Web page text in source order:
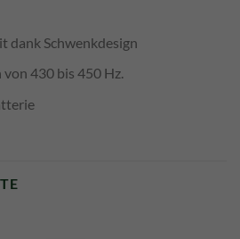
dank Schwenkdesign
430 bis 450 Hz.